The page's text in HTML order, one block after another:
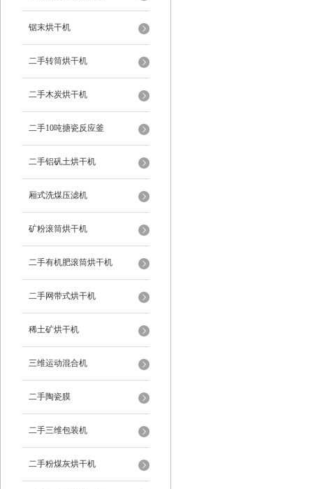
锯末烘干机
二手转筒烘干机
二手木炭烘干机
二手10吨搪瓷反应釜
二手铝矾土烘干机
厢式洗煤压滤机
矿粉滚筒烘干机
二手有机肥滚筒烘干机
二手网带式烘干机
稀土矿烘干机
三维运动混合机
二手陶瓷膜
二手三维包装机
二手粉煤灰烘干机